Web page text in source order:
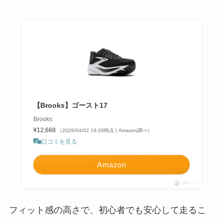
【Brooks】ゴースト17
Brooks
¥12,668
（2026/04/02 19:26時点 | Amazon調べ）
口コミを見る
Amazon
ポチップ
フィット感の高さで、初心者でも安心して走るこ